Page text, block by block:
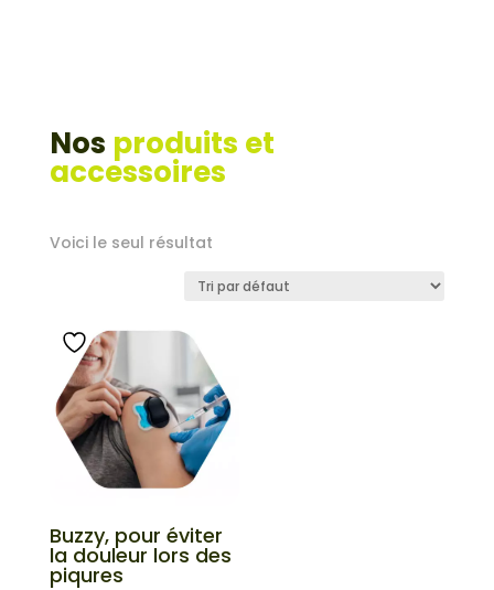
Nos produits et
accessoires
Voici le seul résultat
Buzzy, pour éviter
la douleur lors des
piqures